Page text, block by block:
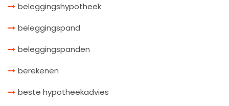
beleggingshypotheek
beleggingspand
beleggingspanden
berekenen
beste hypotheekadvies